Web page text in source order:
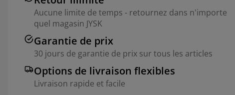
Aucune limite de temps - retournez dans n'importe
quel magasin JYSK
Garantie de prix
30 jours de garantie de prix sur tous les articles
Options de livraison flexibles
Livraison rapide et facile